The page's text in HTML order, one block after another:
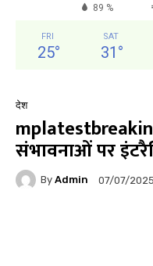
89 %
FRI
25°
SAT
31 °
देश
संभावनाओं पर
By Admin 07/07/2025